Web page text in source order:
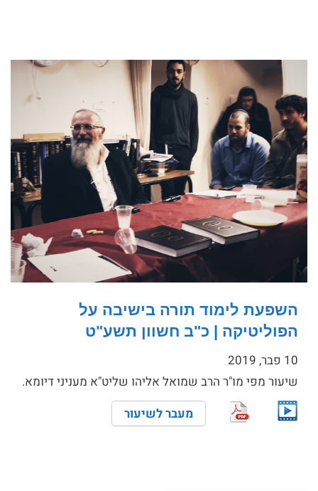
השפעת לימוד תורה בישיבה על
הפוליטיקה | כ"ב חשוון תשע"ט
10 פבר, 2019
שיעור מפי מו"ר הרב שמואל אליהו שליט"א מעניני דיומא.